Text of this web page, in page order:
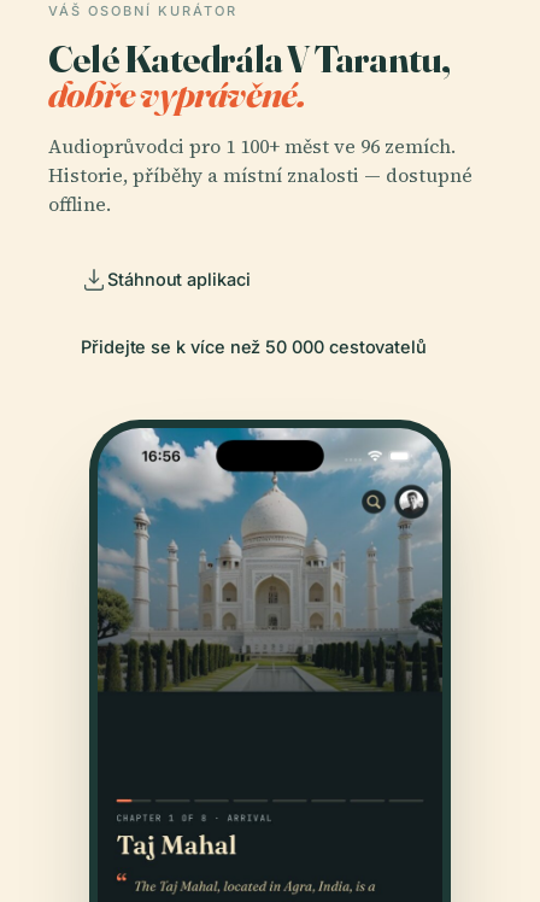
VÁŠ OSOBNÍ KURÁTOR
Celé Katedrála V Tarantu,
dobře vyprávěné.
Audioprůvodci pro 1 100+ měst ve 96 zemích.
Historie, příběhy a místní znalosti — dostupné
offline.
Stáhnout aplikaci
Přidejte se k více než 50 000 cestovatelů